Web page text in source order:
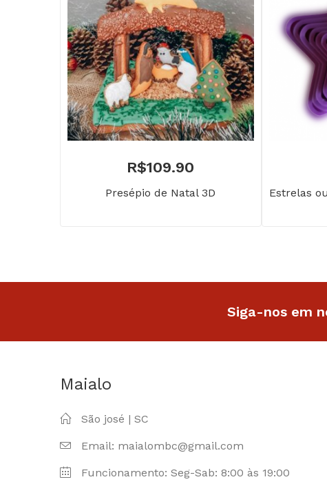
R$109.90
Presépio de Natal 3D Estrelas
Siga-nos em
Maialo
São josé | SC
Email: maialombc@gmail.com
Funcionamento: Seg-Sab: 8:00 às 19:00